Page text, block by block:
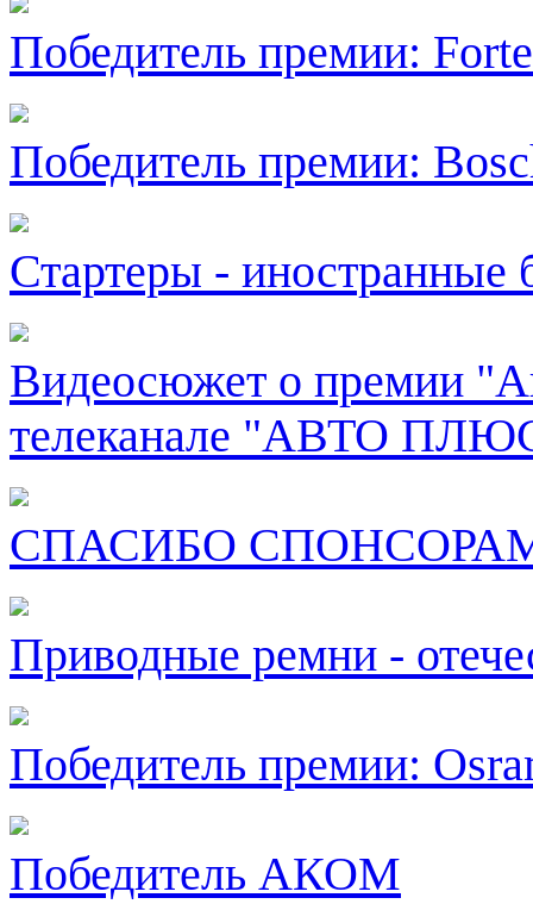
Победитель премии:
Победитель премии:
Стартеры - иностранные
Видеосюжет о премии
телеканале "АВТО
СПАСИБО
Приводные ремни -
Победитель премии:
Победитель АКОМ